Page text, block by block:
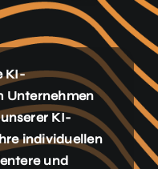
KI-
Unternehmen
KI-
individuellen
und